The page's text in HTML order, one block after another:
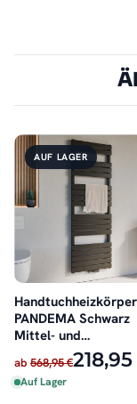
AUF LAGER
Handtuchheizkörper
PANDEMA Schwarz
Mittel- und
Seitenanschluss
ab 568,95 €
Auf Lager